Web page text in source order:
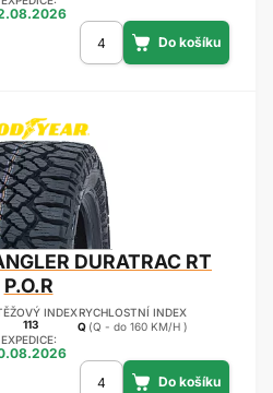
DURATRAC RT
P.O.R
INDEX
113
RYCHLOSTNÍ INDEX
Q (Q - do 160 KM/H )
EXPEDICE: